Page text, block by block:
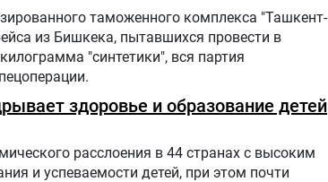
таможенного комплекса "Ташкент-
из Бишкека, пытавшихся провести в
"синтетики", вся партия
здоровье и образование детей
расслоения в 44 странах с высоким
и успеваемости детей, при этом почти